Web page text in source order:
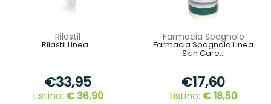
Rilastil
Rilastil Linea...
€33,95
Listino: € 36,90
Farmacia Spagnolo
Farmacia Spagnolo Linea
Skin Care...
€17,60
Listino: € 18,50